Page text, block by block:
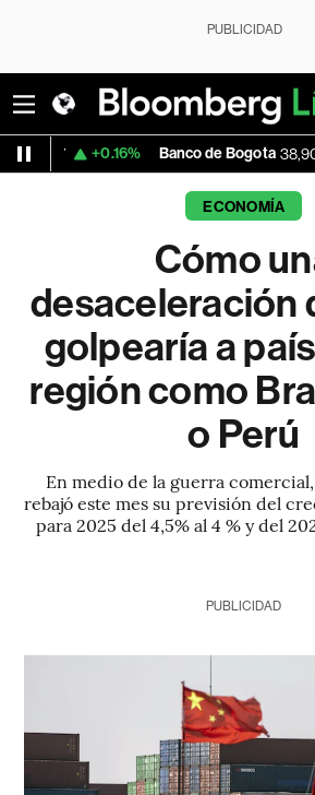
PUBLICIDAD
Banco de Bogota 38,900.00
ECONOMÍA
Cómo
desaceleración
golpearía a
región como
o Perú
En medio de la guerra
rebajó este mes su previsión del
para 2025 del 4,5% al 4 % y del
PUBLICIDAD